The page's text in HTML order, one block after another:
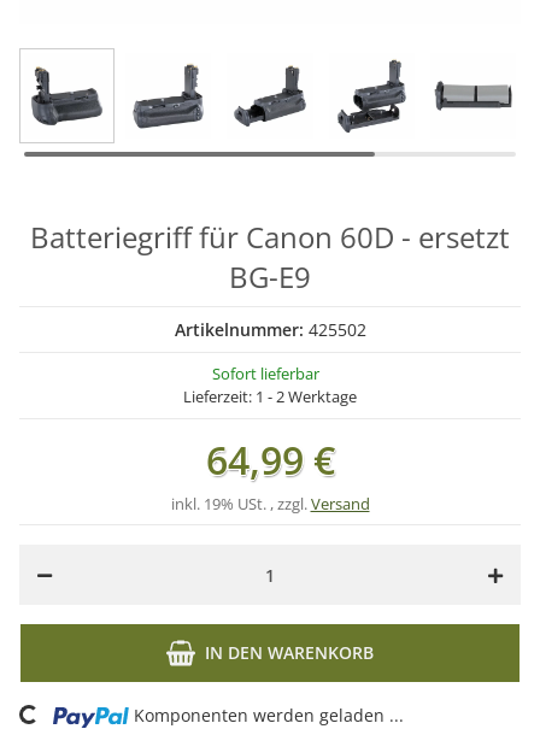
Batteriegriff für Canon 60D - ersetzt
BG-E9
Artikelnummer: 425502
Sofort lieferbar
Lieferzeit: 1 - 2 Werktage
64,99 €
inkl. 19% USt. , zzgl.Versand
IN DEN WARENKORB
Komponenten werden geladen ...